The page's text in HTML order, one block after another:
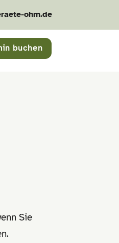
ohm.de
buchen
Sie